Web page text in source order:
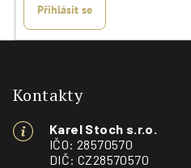
Přihlásit se
Kontakty
Karel Stoch s.r.o.
IČO: 28570570
DIČ: CZ28570570